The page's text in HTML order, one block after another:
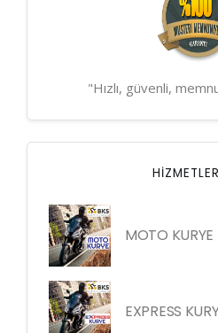
"Hızlı, güvenli,
MOTO KURYE
EXPRESS